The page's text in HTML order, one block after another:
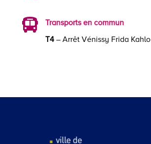

Transports en commun
T4– Arrêt Vénissy Frida Kahlo